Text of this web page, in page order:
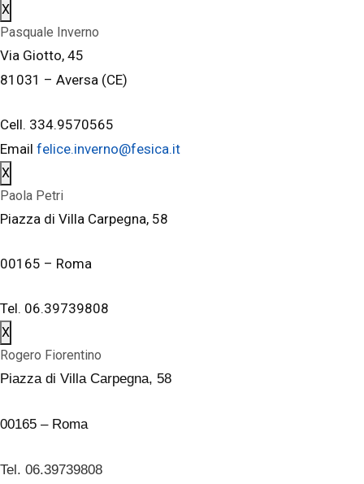
X
Pasquale Inverno
Via Giotto, 45
81031 – Aversa (CE)
Cell. 334.9570565
Email felice.inverno@fesica.it
X
Paola Petri
Piazza di Villa Carpegna, 58
00165 – Roma
Tel. 06.39739808
X
Rogero Fiorentino
Piazza di Villa Carpegna, 58
00165 – Roma
Tel. 06.39739808